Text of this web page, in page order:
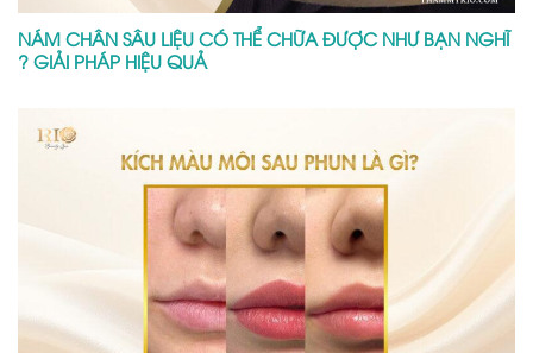
NÁM CHÂN SÂU LIỆU CÓ THỂ CHỮA ĐƯỢC NHƯ BẠN NGHĨ
? GIẢI PHÁP HIỆU QUẢ